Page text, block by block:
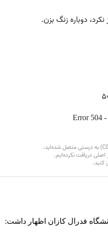
فدرال کازان اظهار داشت: